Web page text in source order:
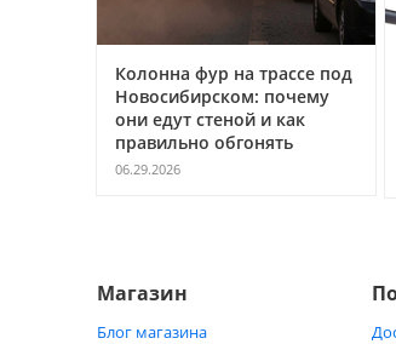
Колонна фур на трассе под
Новосибирском: почему
они едут стеной и как
правильно обгонять
06.29.2026
Магазин
Блог магазина